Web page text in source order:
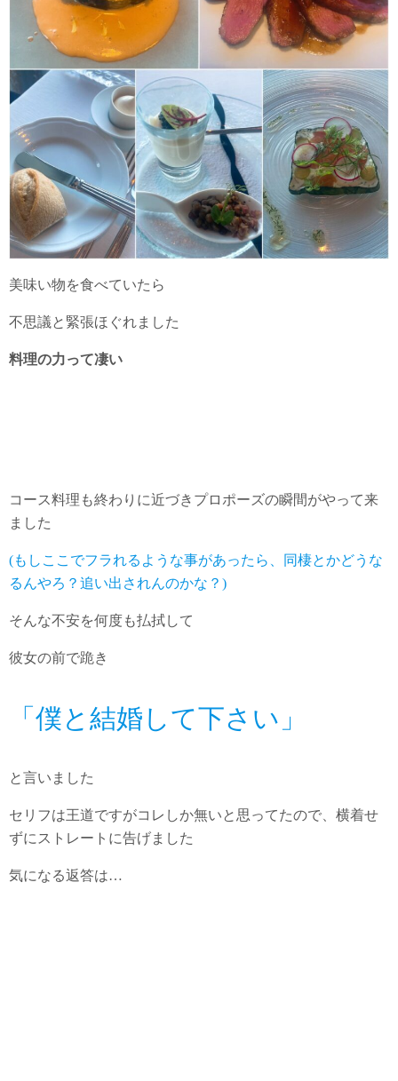
美味い物を食べていたら
不思議と緊張ほぐれました
料理の力って凄い
コース料理も終わりに近づきプロポーズの瞬間がやって来
ました
(もしここでフラれるような事があったら、同棲とかどうな
るんやろ？追い出されんのかな？)
そんな不安を何度も払拭して
彼女の前で跪き
「僕と結婚して下さい」
と言いました
セリフは王道ですがコレしか無いと思ってたので、横着せ
ずにストレートに告げました
気になる返答は…